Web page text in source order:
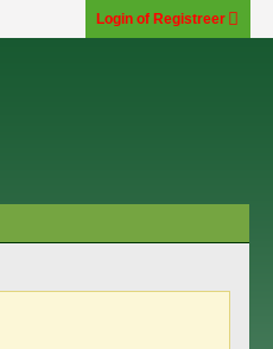
Login of Registreer